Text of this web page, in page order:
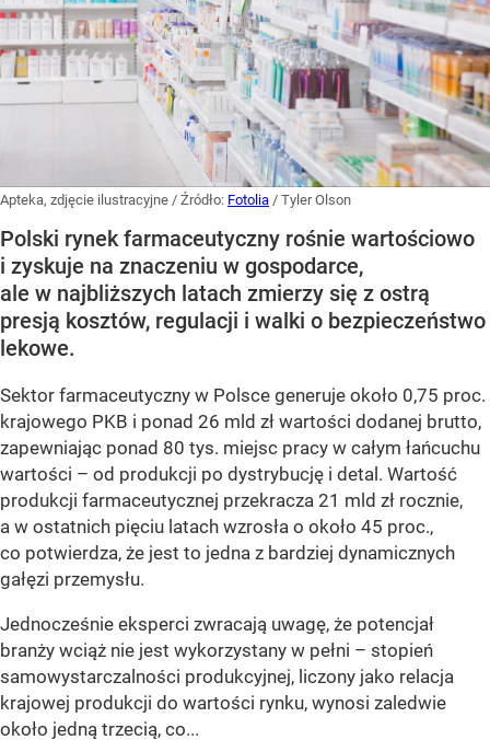
Apteka, zdjęcie ilustracyjne / Źródło: Fotolia / Tyler Olson
Polski rynek farmaceutyczny rośnie wartościowo
i zyskuje na znaczeniu w gospodarce,
ale w najbliższych latach zmierzy się z ostrą
presją kosztów, regulacji i walki o bezpieczeństwo
lekowe.
Sektor farmaceutyczny w Polsce generuje około 0,75 proc.
krajowego PKB i ponad 26 mld zł wartości dodanej brutto,
zapewniając ponad 80 tys. miejsc pracy w całym łańcuchu
wartości – od produkcji po dystrybucję i detal. Wartość
produkcji farmaceutycznej przekracza 21 mld zł rocznie,
a w ostatnich pięciu latach wzrosła o około 45 proc.,
co potwierdza, że jest to jedna z bardziej dynamicznych
gałęzi przemysłu.
Jednocześnie eksperci zwracają uwagę, że potencjał
branży wciąż nie jest wykorzystany w pełni – stopień
samowystarczalności produkcyjnej, liczony jako relacja
krajowej produkcji do wartości rynku, wynosi zaledwie
około jedną trzecią, co...